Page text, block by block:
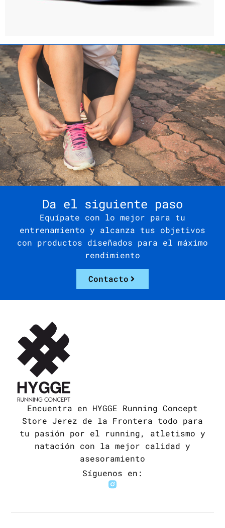
Da el siguiente paso
Equípate con lo mejor para tu
entrenamiento y alcanza tus objetivos
con productos diseñados para el máximo
rendimiento
Contacto
Encuentra en HYGGE Running Concept
Store Jerez de la Frontera todo para
tu pasión por el running, atletismo y
natación con la mejor calidad y
asesoramiento
Síguenos en: